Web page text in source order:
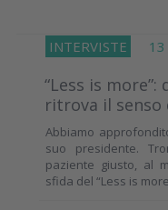
INTERVISTE 13
“Less is
ritrova il senso
Abbiamo
suo presidente.
paziente giusto, al
sfida del “Less is